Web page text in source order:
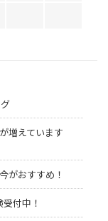
増えています
がおすすめ！
付中！